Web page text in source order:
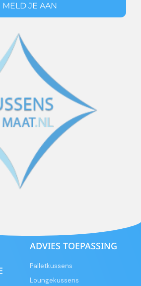
MELD JE AAN
ADVIES TOEPASSING
Palletkussens
Loungekussens